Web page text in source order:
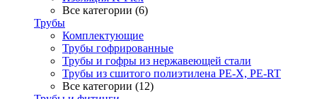
Все категории (6)
Трубы
Комплектующие
Трубы гофрированные
Трубы и гофры из нержавеющей стали
Трубы из сшитого полиэтилена PE-X, PE-RT
Все категории (12)